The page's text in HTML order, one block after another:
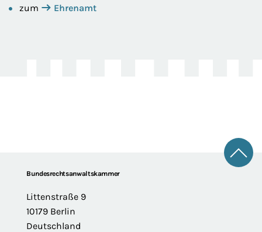
zum
Ehrenamt
FooterBundesrechtsanwaltskammer
Littenstraße 9
10179 Berlin
Deutschland